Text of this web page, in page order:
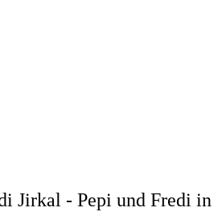
Jirkal - Pepi und Fredi in